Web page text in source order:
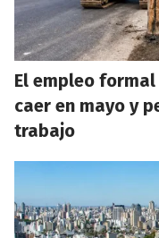
El empleo
caer en mayo y
trabajo